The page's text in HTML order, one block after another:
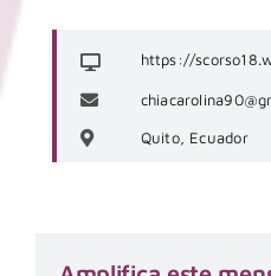
https://
Quito, Ecuador